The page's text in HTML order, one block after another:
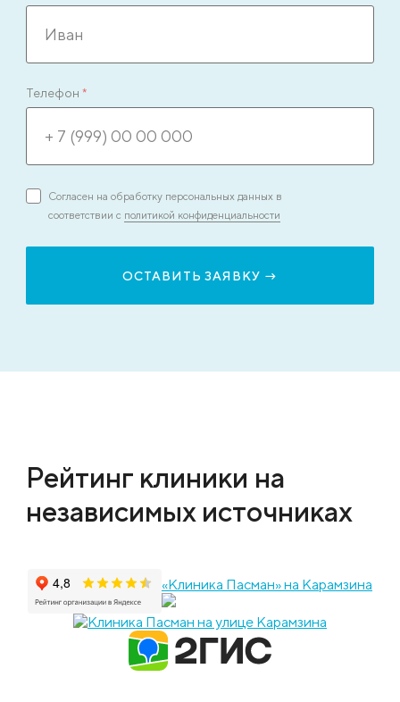
Телефон *
Согласен на обработку персональных данных в
соответствии с политикой конфиденциальности
Рейтинг клиники на
независимых источниках
«Клиника Пасман» на Карамзина